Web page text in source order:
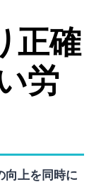
正確
労
向上を同時に